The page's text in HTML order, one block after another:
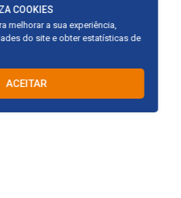
COOKIES
melhorar a sua experiência,
do site e obter estatísticas de
ACEITAR